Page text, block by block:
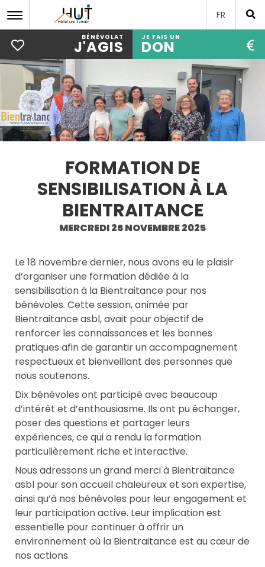
Aller
contenu
principal
FR
BÉNÉVOLAT
J'AGIS
JE FAIS UN
DON
FORMATION DE
SENSIBILISATION À LA
BIENTRAITANCE
MERCREDI 26 NOVEMBRE 2025
Le 18 novembre dernier, nous avons eu le plaisir
d’organiser une formation dédiée à la
sensibilisation à la Bientraitance pour nos
bénévoles. Cette session, animée par
Bientraitance asbl, avait pour objectif de
renforcer les connaissances et les bonnes
pratiques afin de garantir un accompagnement
respectueux et bienveillant des personnes que
nous soutenons.
Dix bénévoles ont participé avec beaucoup
d’intérêt et d’enthousiasme. Ils ont pu échanger,
poser des questions et partager leurs
expériences, ce qui a rendu la formation
particulièrement riche et interactive.
Nous adressons un grand merci à Bientraitance
asbl pour son accueil chaleureux et son expertise,
ainsi qu’à nos bénévoles pour leur engagement et
leur participation active. Leur implication est
essentielle pour continuer à offrir un
environnement où la Bientraitance est au cœur de
nos actions.